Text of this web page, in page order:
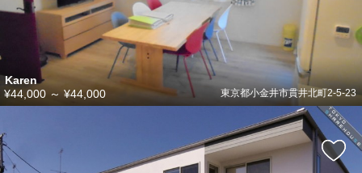
Karen
東京都小金井市貫井北町2-5-23
¥44,000 ～ ¥44,000